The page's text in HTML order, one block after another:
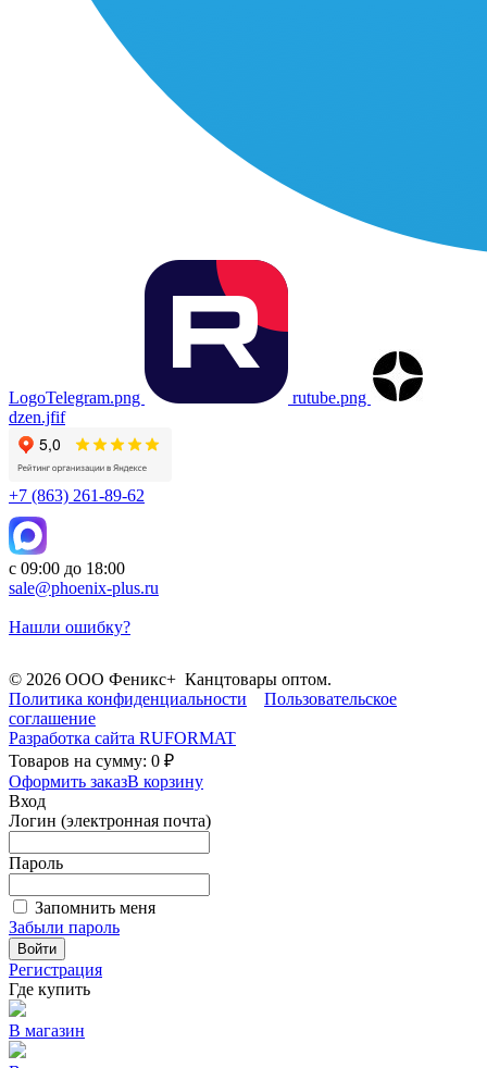
LogoTelegram.png
rutube.png
dzen.jfif
+7 (863) 261-89-62
с 09:00 до 18:00
sale@phoenix-plus.ru
Нашли ошибку?
© 2026 ООО Феникс+ Канцтовары оптом.
Политика конфиденциальности
Пользовательское
соглашение
Разработка сайта RUFORMAT
Товаров на сумму: 0 ₽
Оформить заказВ корзину
Вход
Логин (электронная почта)
Пароль
Запомнить меня
Забыли пароль
Войти
Регистрация
Где купить
В магазин